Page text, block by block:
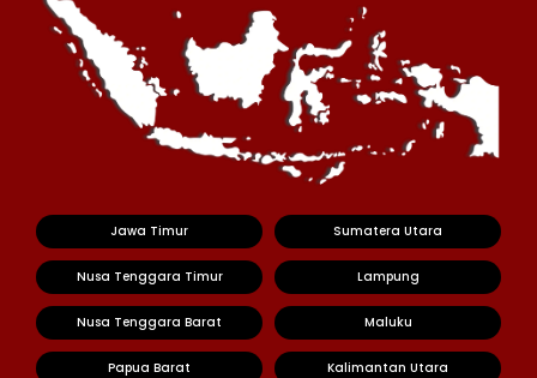
Jawa Timur Sumatera Utara
Nusa Tenggara Timur Lampung
Nusa Tenggara Barat Maluku
Papua Barat Kalimantan Utara